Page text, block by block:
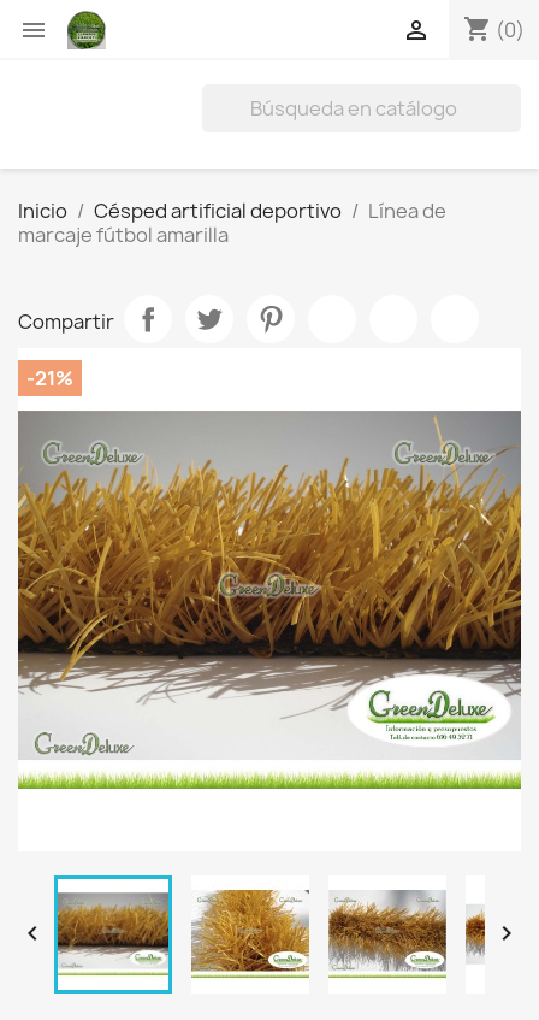
 shopping_cart (0)

Inicio Césped artificial deportivo
Línea de
marcaje fútbol amarilla
Compartir
-21%
 